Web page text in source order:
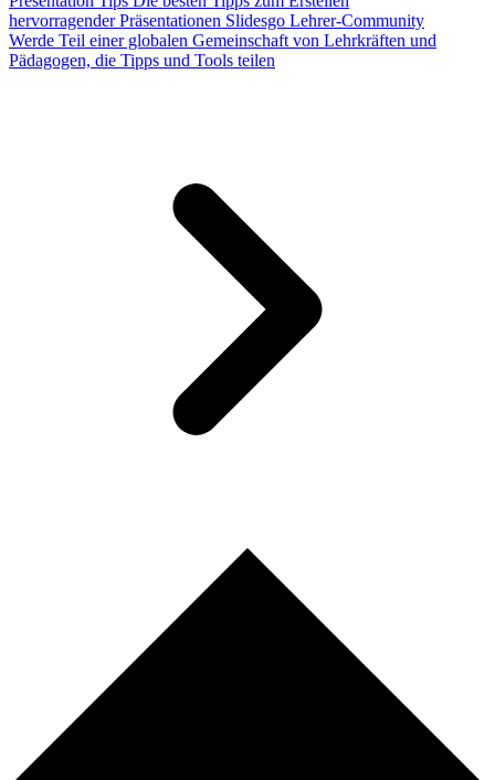
hervorragender Präsentationen Slidesgo Lehrer-Community
Werde Teil einer globalen Gemeinschaft von Lehrkräften und
Pädagogen, die Tipps und Tools teilen